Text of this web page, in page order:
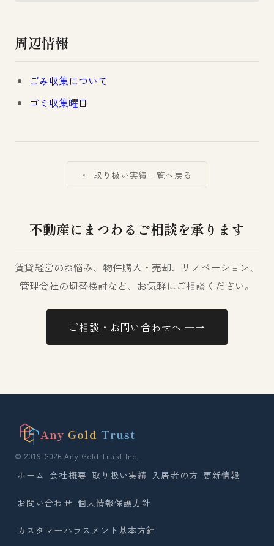
周辺情報
ごみ収集について
ゴミ収集曜日
← 取り扱い実績一覧へ戻る
不動産にまつわるご相談を承ります
賃貸経営のお悩み、物件購入・売却、リノベーション、
管理会社の切替検討など、お気軽にご相談ください。
ご相談・お問い合わせへ ─→
Any Gold Trust
© 2019-2026 Any Gold Trust Inc.
ホーム 会社概要 取り扱い実績 入居者の方 更新情報
お問い合わせ 個人情報保護方針
カスタマーハラスメント基本方針